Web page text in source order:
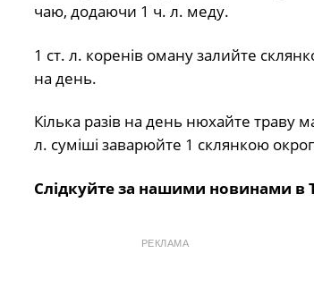
чаю, додаючи 1 ч. л. меду.
1 ст. л. коренів оману залийте
на день.
Кілька разів на день нюхайте траву
л. суміші заварюйте 1 склянкою
Слідкуйте за нашими новинами в
РЕКЛАМА